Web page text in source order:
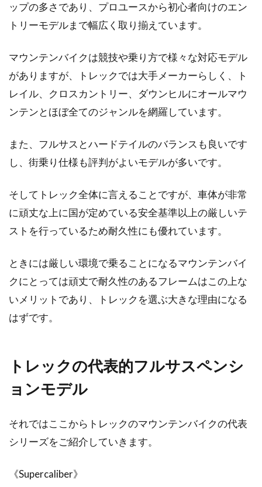
ク、ロードバイク・・・自転車にはいろいろな
種類がありますね。...
自転車で右折をする時は、右折レー
ンを使ってもいいの？
点を曲がっていいのか、それとも禁止行為なの
自転車のスポークにサビが！！どう
やったら落とせるの？
ぶりに自転車にでも乗ってどこかへ行こうか。
と思い、自転車を...
のくらい時間が掛かる？
ップの多さであり、プロユースから初心者向けのエン
トリーモデルまで幅広く取り揃えています。
マウンテンバイクは競技や乗り方で様々な対応モデル
がありますが、トレックでは大手メーカーらしく、ト
レイル、クロスカントリー、ダウンヒルにオールマウ
ンテンとほぼ全てのジャンルを網羅しています。
また、フルサスとハードテイルのバランスも良いです
し、街乗り仕様も評判がよいモデルが多いです。
そしてトレック全体に言えることですが、車体が非常
に頑丈な上に国が定めている安全基準以上の厳しいテ
ストを行っているため耐久性にも優れています。
ときには厳しい環境で乗ることになるマウンテンバイ
クにとっては頑丈で耐久性のあるフレームはこの上な
いメリットであり、トレックを選ぶ大きな理由になる
はずです。
トレックの代表的フルサスペンシ
ョンモデル
それではここからトレックのマウンテンバイクの代表
シリーズをご紹介していきます。
《Supercaliber》